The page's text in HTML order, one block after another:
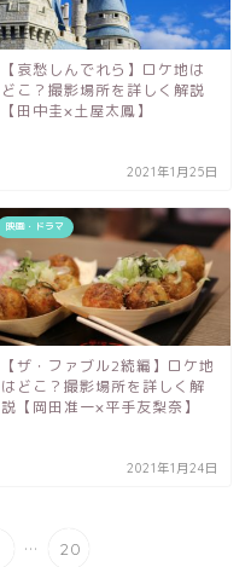
【哀愁しんでれら】ロケ地は
どこ？撮影場所を詳しく解説
【田中圭×土屋太鳳】
2021年1月25日
映画・ドラマ
【ザ・ファブル2続編】ロケ地
はどこ？撮影場所を詳しく解
説【岡田准一×平手友梨奈】
2021年1月24日
... 20